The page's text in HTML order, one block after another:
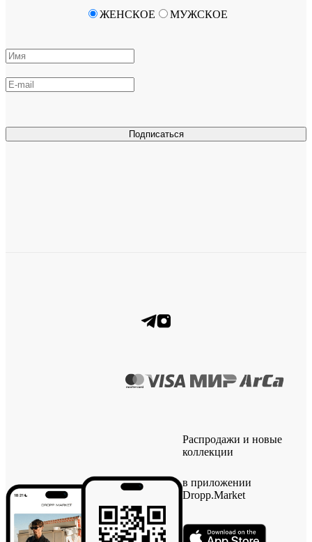
Подписаться
ЖЕНСКОЕ МУЖСКОЕ
Распродажи и новые
коллекции
в приложении
Dropp.Market